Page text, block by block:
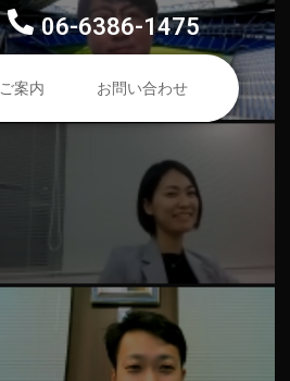
06-6386-1475
ご案内 お問い合わせ